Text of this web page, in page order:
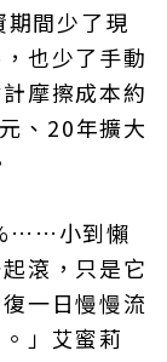
間少了現
也少了手動
摩擦成本約
、20年擴大
小到懶
滾，只是它
一日慢慢流
」艾蜜莉